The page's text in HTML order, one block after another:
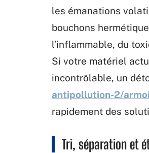
les émanations
bouchons
l’inflammable, du
Si votre matériel
incontrôlable, un
antipollution-2/
rapidement des
Tri, séparation et